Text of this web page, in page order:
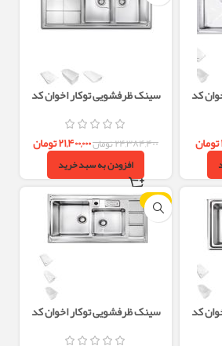
کد
تومان
سینک ظرفشویی توکار اخوان کد
324S
۲۴,۳۸۴,۴۰۰تومان۲۱,۴۰۰,۰۰۰تومان
افزودن به سبد خرید
کد
-12%
سینک ظرفشویی توکار اخوان کد
328S